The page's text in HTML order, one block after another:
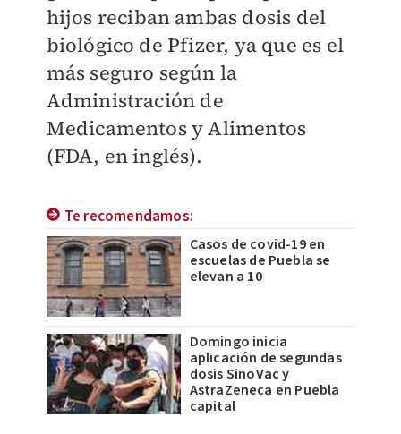
hijos reciban ambas dosis del
biológico de Pfizer, ya que es el
más seguro según la
Administración de
Medicamentos y Alimentos
(FDA, en inglés).
Te recomendamos:
Casos de covid-19 en
escuelas de Puebla se
elevan a 10
Domingo inicia
aplicación de segundas
dosis SinoVac y
AstraZeneca en Puebla
capital